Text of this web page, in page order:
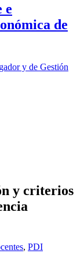
e
de
y de Gestión
y criterios
, PDI